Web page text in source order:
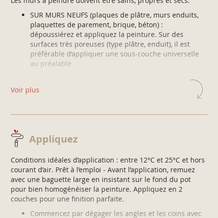
SUR MURS NEUFS (plaques de plâtre, murs enduits,
plaquettes de parement, brique, béton) :
dépoussiérez et appliquez la peinture. Sur des
surfaces très poreuses (type plâtre, enduit), il est
préférable d’appliquer une sous-couche universelle
au préalable.
SUR MURS DÉJÀ PEINTS : lessivez les surfaces grasses
ou sales et rincez soigneusement. Laissez bien sécher
et appliquez la peinture. Si besoin, grattez les parties
avec un enduit approprié.
soigneusement, égrenez au papier de verre grain 220
SUR PAPIERS PEINTS, PAPIERS à PEINDRE ou TOILES DE
VERRE : appliquez directement la peinture. De
préférence, faites un essai de compatibilité sur une
petite surface.
Voir plus
Appliquez
Conditions idéales d’application : entre 12°C et 25°C et hors
courant d’air. Prêt à l’emploi - Avant l’application, remuez
avec une baguette large en insistant sur le fond du pot
pour bien homogénéiser la peinture. Appliquez en 2
couches pour une finition parfaite.
Commencez par dégager les angles et les coins avec